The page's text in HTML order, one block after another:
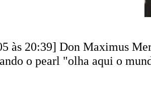
às 20:39] Don Maximus
o pearl "olha aqui o